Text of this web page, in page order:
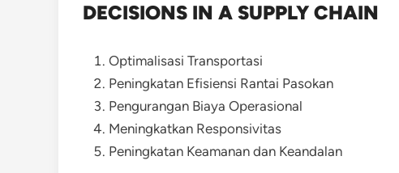
DECISIONS IN A SUPPLY CHAIN
Optimalisasi Transportasi
Peningkatan Efisiensi Rantai Pasokan
Pengurangan Biaya Operasional
Meningkatkan Responsivitas
Peningkatan Keamanan dan Keandalan